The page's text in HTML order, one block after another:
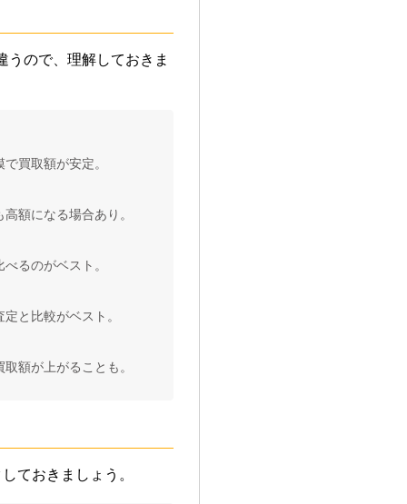
ので、理解しておきま
買取額が安定。
額になる場合あり。
るのがベスト。
と比較がベスト。
額が上がることも。
ておきましょう。